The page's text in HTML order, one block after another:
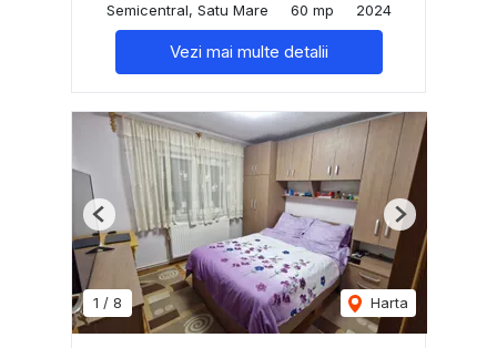
Semicentral, Satu Mare
60 mp 2024
Vezi mai multe detalii
1 / 8 Harta
Previous Next